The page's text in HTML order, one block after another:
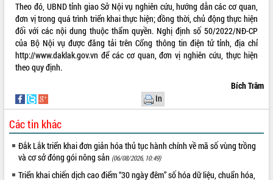
VIDEO
Theo đó, UBND tỉnh giao Sở Nội vụ nghiên cứu, hướng dẫn các cơ quan,
đơn vị trong quá trình triển khai thực hiện; đồng thời, chủ động thực hiện
đối với các nội dung thuộc thẩm quyền. Nghị định số 50/2022/NĐ-CP
của Bộ Nội vụ được đăng tải trên Cổng thông tin điện tử tỉnh, địa chỉ
http://www.daklak.gov.vn để các cơ quan, đơn vị nghiên cứu, thực hiện
theo quy định.
Bích Trâm
In
Các tin khác
Đắk Lắk triển khai đơn giản hóa thủ tục hành chính về mã số vùng trồng
và cơ sở đóng gói nông sản (06/08/2026, 10:49)
Triển khai chiến dịch cao điểm “30 ngày đêm” số hóa dữ liệu, chuẩn hóa,